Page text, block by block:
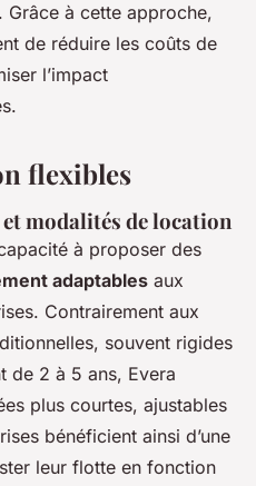
à cette approche,
de réduire les coûts de
l’impact
flexibles
modalités de location
à proposer des
adaptables aux
Contrairement aux
souvent rigides
de 2 à 5 ans, Evera
plus courtes, ajustables
bénéficient ainsi d’une
leur flotte en fonction